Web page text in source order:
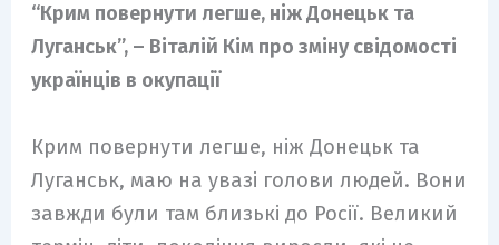
“Крим повернути легше, ніж Донецьк та
Луганськ”, – Віталій Кім про зміну свідомості
українців в окупації
Крим повернути легше, ніж Донецьк та
Луганськ, маю на увазі голови людей. Вони
завжди були там близькі до Росії. Великий